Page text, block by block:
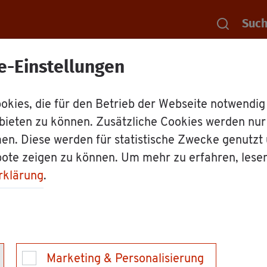
Einstellungen
die für den Betrieb der Webseite
zu können. Zusätzliche Cookies werden
Diese werden für statistische Zwecke genutzt
zeigen zu können. Um mehr zu erfahren,
.
Marketing & Personalisierung
Rat­haus Dienst­leis­tun­gen
be­an­tra­gen
es Ihnen, einen An­spruch auf Zah­lung
fest­stel­len zu las­sen. Wenn der Schuld­ner
auf­wen­di­ges ge­richt­li­ches Kla­ge­ver­fah­ren